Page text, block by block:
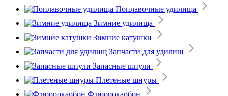
Поплавочные удилища
Зимние удилища
Зимние катушки
Запчасти для удилищ
Запасные шпули
Плетеные шнуры
Флюорокарбон